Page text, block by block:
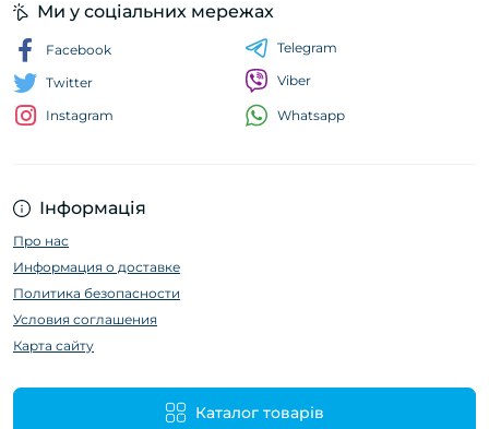
Інформація
Про нас
Информация о доставке
Политика безопасности
Условия соглашения
Карта сайту
Каталог товарів
Ми у соціальних мережах
Facebook
Twitter
Instagram
Telegram
Viber
Whatsapp